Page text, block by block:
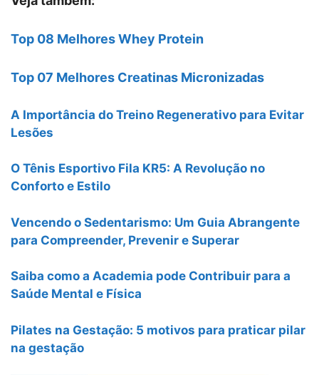
Top 08 Melhores Whey Protein
Top 07 Melhores Creatinas Micronizadas
A Importância do Treino Regenerativo para Evitar
Lesões
O Tênis Esportivo Fila KR5: A Revolução no
Conforto e Estilo
Vencendo o Sedentarismo: Um Guia Abrangente
para Compreender, Prevenir e Superar
Saiba como a Academia pode Contribuir para a
Saúde Mental e Física
Pilates na Gestação: 5 motivos para praticar pilar
na gestação